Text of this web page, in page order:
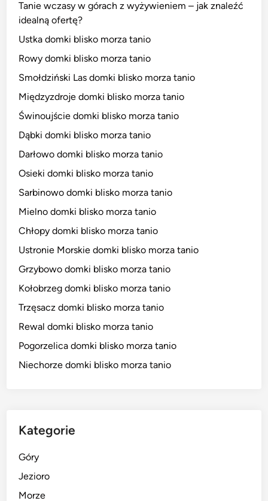
Tanie wczasy w górach z wyżywieniem – jak znaleźć
idealną ofertę?
Ustka domki blisko morza tanio
Rowy domki blisko morza tanio
Smołdziński Las domki blisko morza tanio
Międzyzdroje domki blisko morza tanio
Świnoujście domki blisko morza tanio
Dąbki domki blisko morza tanio
Darłowo domki blisko morza tanio
Osieki domki blisko morza tanio
Sarbinowo domki blisko morza tanio
Mielno domki blisko morza tanio
Chłopy domki blisko morza tanio
Ustronie Morskie domki blisko morza tanio
Grzybowo domki blisko morza tanio
Kołobrzeg domki blisko morza tanio
Trzęsacz domki blisko morza tanio
Rewal domki blisko morza tanio
Pogorzelica domki blisko morza tanio
Niechorze domki blisko morza tanio
Kategorie
Góry
Jezioro
Morze